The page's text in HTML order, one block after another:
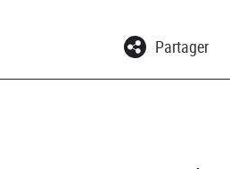
Partager